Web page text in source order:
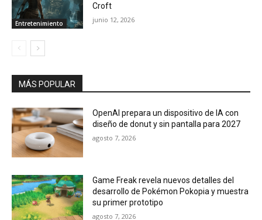
Entretenimiento
Croft
junio 12, 2026
MÁS POPULAR
OpenAI prepara un dispositivo de IA con
diseño de donut y sin pantalla para 2027
agosto 7, 2026
Game Freak revela nuevos detalles del
desarrollo de Pokémon Pokopia y muestra
su primer prototipo
agosto 7, 2026